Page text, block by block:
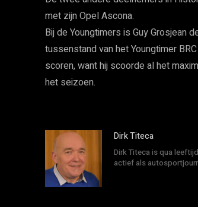
met zijn Opel Ascona.
Bij de Youngtimers is Guy Grosjean
tussenstand van het Youngtimer
scoren, want hij scoorde al het
het seizoen.
Dirk Titeca
Dirk Titeca is qua
actief als